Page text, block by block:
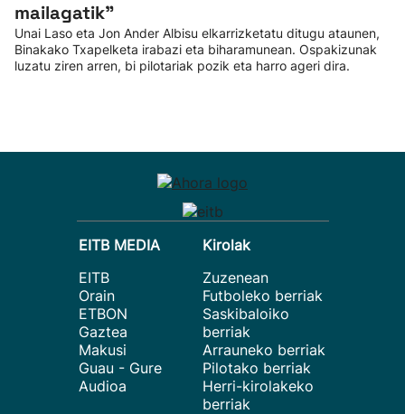
mailagatik”
Unai Laso eta Jon Ander Albisu elkarrizketatu ditugu ataunen,
Binakako Txapelketa irabazi eta biharamunean. Ospakizunak
luzatu ziren arren, bi pilotariak pozik eta harro ageri dira.
EITB MEDIA
EITB
Orain
ETBON
Gaztea
Makusi
Guau - Gure
Audioa
Kirolak
Zuzenean
Futboleko berriak
Saskibaloiko
berriak
Arrauneko berriak
Pilotako berriak
Herri-kirolakeko
berriak